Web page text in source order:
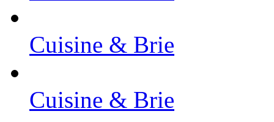
Cuisine & Brie
Cuisine & Brie